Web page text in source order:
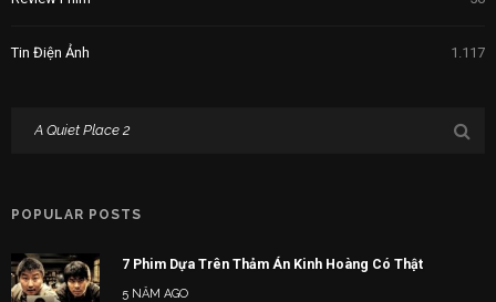
Tin Điện Ảnh 1.117
POPULAR POSTS
7 Phim Dựa Trên Thảm Án Kinh Hoàng Có Thật
5 NĂM AGO